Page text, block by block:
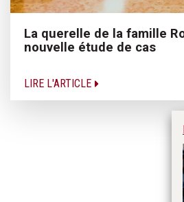
La querelle de la famille
nouvelle étude de cas
LIRE L'ARTICLE